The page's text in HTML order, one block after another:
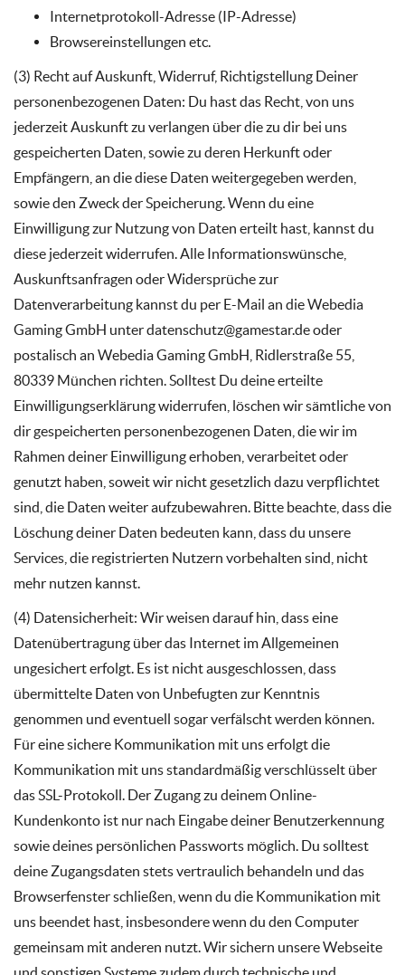
Internetprotokoll-Adresse (IP-Adresse)
Browsereinstellungen etc.
(3) Recht auf Auskunft, Widerruf, Richtigstellung Deiner
personenbezogenen Daten: Du hast das Recht, von uns
jederzeit Auskunft zu verlangen über die zu dir bei uns
gespeicherten Daten, sowie zu deren Herkunft oder
Empfängern, an die diese Daten weitergegeben werden,
sowie den Zweck der Speicherung. Wenn du eine
Einwilligung zur Nutzung von Daten erteilt hast, kannst du
diese jederzeit widerrufen. Alle Informationswünsche,
Auskunftsanfragen oder Widersprüche zur
Datenverarbeitung kannst du per E-Mail an die Webedia
Gaming GmbH unter datenschutz@gamestar.de oder
postalisch an Webedia Gaming GmbH, Ridlerstraße 55,
80339 München richten. Solltest Du deine erteilte
Einwilligungserklärung widerrufen, löschen wir sämtliche von
dir gespeicherten personenbezogenen Daten, die wir im
Rahmen deiner Einwilligung erhoben, verarbeitet oder
genutzt haben, soweit wir nicht gesetzlich dazu verpflichtet
sind, die Daten weiter aufzubewahren. Bitte beachte, dass die
Löschung deiner Daten bedeuten kann, dass du unsere
Services, die registrierten Nutzern vorbehalten sind, nicht
mehr nutzen kannst.
(4) Datensicherheit: Wir weisen darauf hin, dass eine
Datenübertragung über das Internet im Allgemeinen
ungesichert erfolgt. Es ist nicht ausgeschlossen, dass
übermittelte Daten von Unbefugten zur Kenntnis
genommen und eventuell sogar verfälscht werden können.
Für eine sichere Kommunikation mit uns erfolgt die
Kommunikation mit uns standardmäßig verschlüsselt über
das SSL-Protokoll. Der Zugang zu deinem Online-
Kundenkonto ist nur nach Eingabe deiner Benutzerkennung
sowie deines persönlichen Passworts möglich. Du solltest
deine Zugangsdaten stets vertraulich behandeln und das
Browserfenster schließen, wenn du die Kommunikation mit
uns beendet hast, insbesondere wenn du den Computer
gemeinsam mit anderen nutzt. Wir sichern unsere Webseite